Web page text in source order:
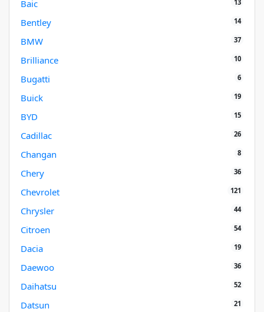
Baic 13
Bentley 14
BMW 37
Brilliance 10
Bugatti 6
Buick 19
BYD 15
Cadillac 26
Changan 8
Chery 36
Chevrolet 121
Chrysler 44
Citroen 54
Dacia 19
Daewoo 36
Daihatsu 52
Datsun 21